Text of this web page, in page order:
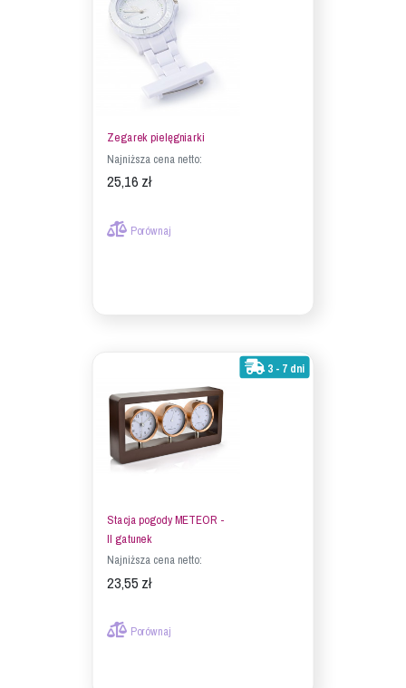
Zegarek pielęgniarki
Najniższa cena netto:
25,16 zł
Porównaj
3 - 7 dni
Stacja pogody METEOR -
II gatunek
Najniższa cena netto:
23,55 zł
Porównaj